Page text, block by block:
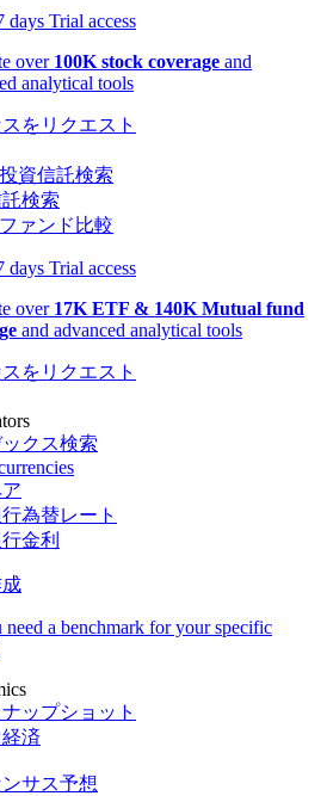
days Trial access
over 100K stock coverage and
analytical tools
をリクエスト
資信託検索
検索
ァンド比較
days Trial access
over 17K ETF & 140K Mutual fund
and advanced analytical tools
をリクエスト
クス検索
為替レート
金利
need a benchmark for your specific
ップショット
済
サス予想